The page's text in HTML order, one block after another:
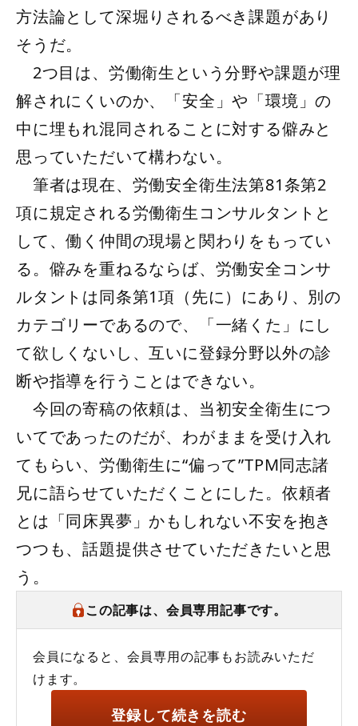
方法論として深堀りされるべき課題があり
そうだ。
2つ目は、労働衛生という分野や課題が理
解されにくいのか、「安全」や「環境」の
中に埋もれ混同されることに対する僻みと
思っていただいて構わない。
筆者は現在、労働安全衛生法第81条第2
項に規定される労働衛生コンサルタントと
して、働く仲間の現場と関わりをもってい
る。僻みを重ねるならば、労働安全コンサ
ルタントは同条第1項（先に）にあり、別の
カテゴリーであるので、「一緒くた」にし
て欲しくないし、互いに登録分野以外の診
断や指導を行うことはできない。
今回の寄稿の依頼は、当初安全衛生につ
いてであったのだが、わがままを受け入れ
てもらい、労働衛生に“偏って”TPM同志諸
兄に語らせていただくことにした。依頼者
とは「同床異夢」かもしれない不安を抱き
つつも、話題提供させていただきたいと思
う。
この記事は、会員専用記事です。
会員になると、会員専用の記事もお読みいただ
けます。
登録して続きを読む